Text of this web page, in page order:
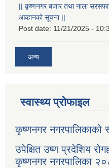
|| कृष्णनगर बजार तथा नाला
आव्हानको सूचना ||
Post date: 11/21/2025 -
अन्य
स्वास्थ्य प्रोफाइल
कृष्णनगर नगरपालिकाको
उपेक्षित उष्ण प्रदेशिय
कृष्णनगर नगरपालिका